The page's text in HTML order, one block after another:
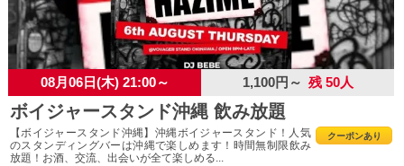
08月06日(木) 21:00～ 1,100円～ 残 50人
ボイジャースタンド沖縄 飲み放題
クーポンあり
【ボイジャースタンド沖縄】沖縄ボイジャースタンド！人気
のスタンディングバーは沖縄で楽しめます！時間無制限飲み
放題！お酒、交流、出会いが全て楽しめる...